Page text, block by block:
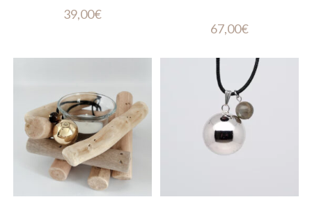
39,00€
67,00€